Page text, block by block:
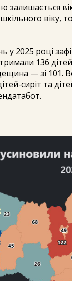
віку,
у 2025 році
136
— зі 101.
сиріт та